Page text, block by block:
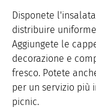
Disponete
distribuire
Aggiungete le
decorazione e
fresco. Potete
per un servizio più
picnic.